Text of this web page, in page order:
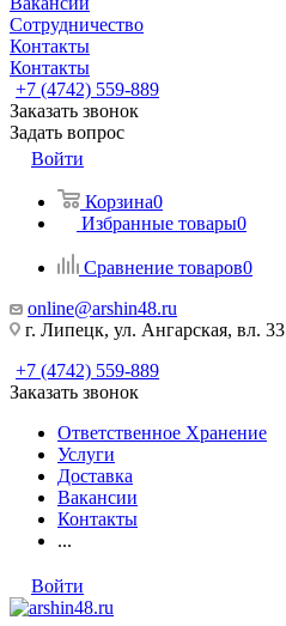
Сотрудничество
Контакты
Контакты
+7 (4742) 559-889
Заказать звонок
Задать вопрос
Войти
Корзина0
Избранные товары0
Сравнение товаров0
online@arshin48.ru
г. Липецк, ул. Ангарская, вл. 33
+7 (4742) 559-889
Заказать звонок
Ответственное Хранение
Услуги
Доставка
Вакансии
Контакты
...
Войти